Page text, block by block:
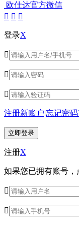
欧仕达官方微信
  
登录X



注册新账户|忘记密码
注册X
如果您已拥有账号，

